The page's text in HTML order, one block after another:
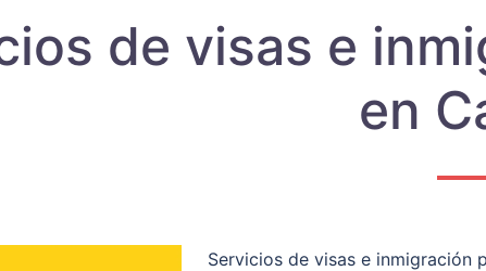
de visas e
en
Servicios de visas e inmigración